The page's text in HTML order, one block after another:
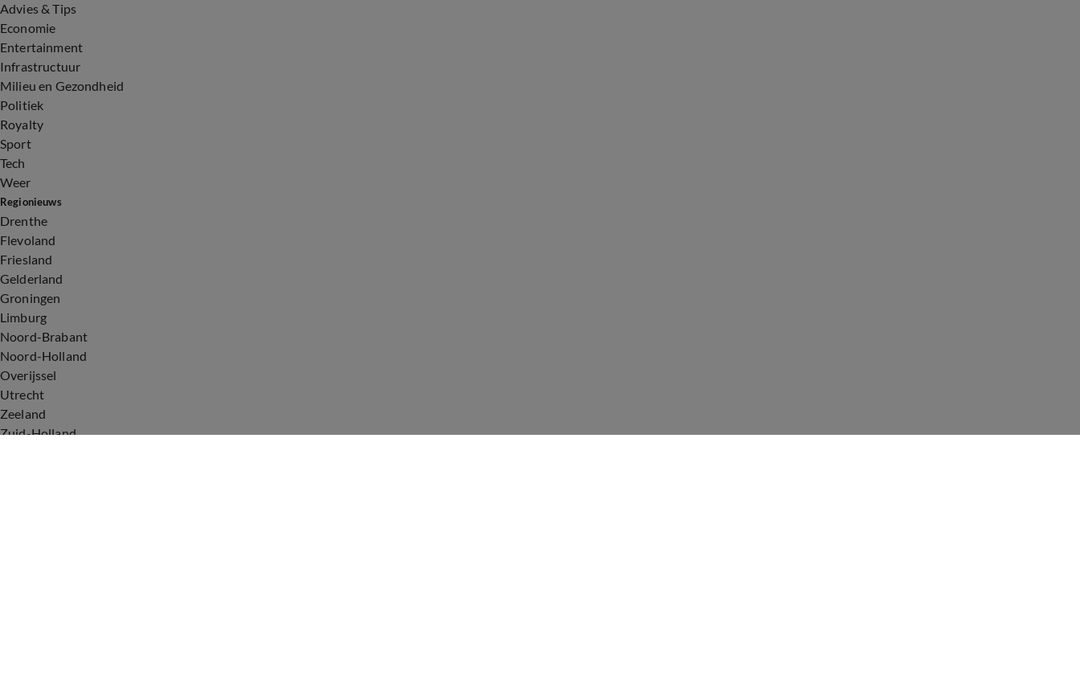
Advies & Tips
Economie
Entertainment
Infrastructuur
Milieu en Gezondheid
Politiek
Royalty
Sport
Tech
Weer
Regionieuws
Drenthe
Flevoland
Friesland
Gelderland
Groningen
Limburg
Noord-Brabant
Noord-Holland
Overijssel
Utrecht
Zeeland
Zuid-Holland